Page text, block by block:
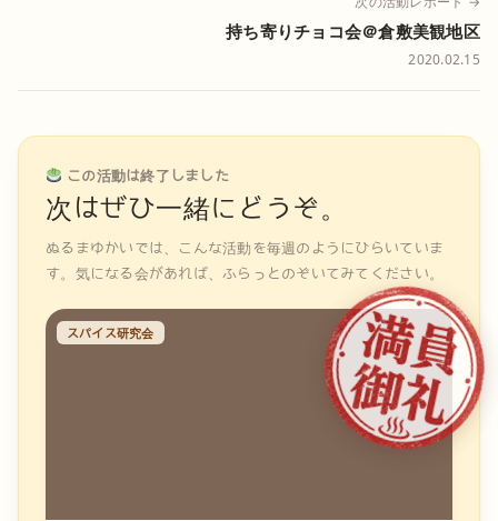
持ち寄りチョコ会＠倉敷美観地区
2020.02.15
この活動は終了しました
次はぜひ一緒にどうぞ。
ぬるまゆかいでは、こんな活動を毎週のようにひらいていま
す。気になる会があれば、ふらっとのぞいてみてください。
スパイス研究会